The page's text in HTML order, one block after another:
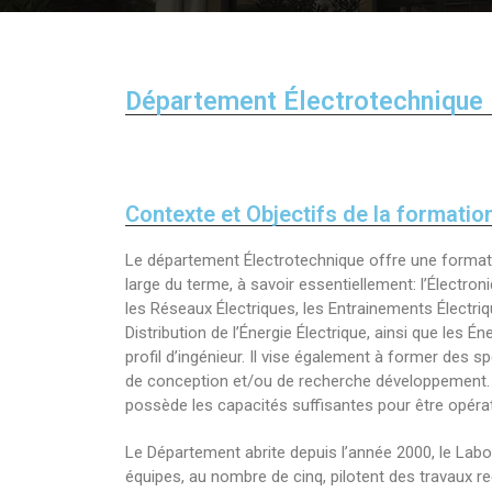
Direction
Sous-
Centre des
Département Électrotechnique
Contexte et Objectifs de la
Le département Électrotechnique offre une
large du terme, à savoir essentiellement:
les Réseaux Électriques, les Entrainements
Distribution de l’Énergie Électrique, ainsi que les
profil d’ingénieur. Il vise également à former des
de conception et/ou de recherche
possède les capacités suffisantes pour être
Le Département abrite depuis l’année 2000, le
équipes, au nombre de cinq, pilotent des travaux